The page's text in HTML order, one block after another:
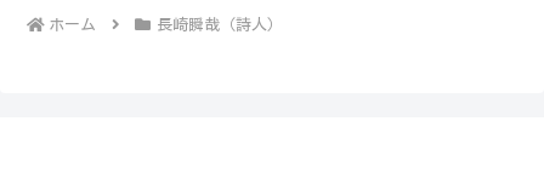
ホーム 長崎瞬哉（詩人）